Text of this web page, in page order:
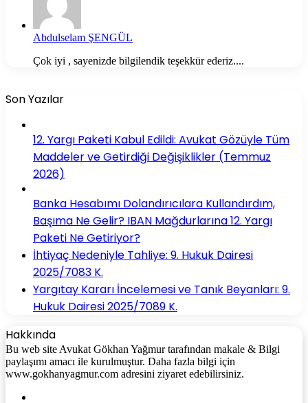
Abdulselam ŞENGÜL
Çok iyi , sayenizde bilgilendik teşekkür ederiz....
Son Yazılar
12. Yargı Paketi Kabul Edildi: Avukat Gözüyle Tüm
Maddeler ve Getirdiği Değişiklikler (Temmuz
2026)
Banka Hesabımı Dolandırıcılara Kullandırdım,
Başıma Ne Gelir? IBAN Mağdurlarına 12. Yargı
Paketi Ne Getiriyor?
İhtiyaç Nedeniyle Tahliye: 9. Hukuk Dairesi
2025/7083 K.
Yargıtay Kararı İncelemesi ve Tanık Beyanları: 9.
Hukuk Dairesi 2025/7089 K.
Hakkında
Bu web site Avukat Gökhan Yağmur tarafından makale & Bilgi
paylaşımı amacı ile kurulmuştur. Daha fazla bilgi için
www.gokhanyagmur.com adresini ziyaret edebilirsiniz.